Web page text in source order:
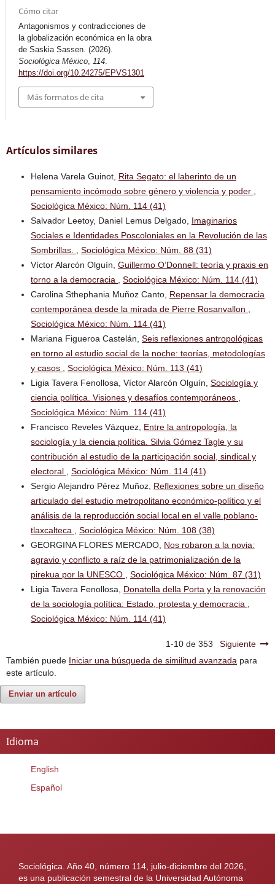
Cómo citar
Antagonismos y contradicciones de
la globalización económica en la obra
de Saskia Sassen. (2026).
Sociológica México
114
https://doi.org/10.24275/EPVS1301
Más formatos de cita
Artículos similares
Helena Varela Guinot, Rita Segato: el laberinto de un
pensamiento incómodo sobre género y violencia y poder ,
Sociológica México: Núm. 114 (41)
Salvador Leetoy, Daniel Lemus Delgado, Imaginarios
Sociales e Identidades Poscoloniales en la Revolución de las
Sombrillas. , Sociológica México: Núm. 88 (31)
Víctor Alarcón Olguín, Guillermo O’Donnell: teoría y praxis en
torno a la democracia , Sociológica México: Núm. 114 (41)
Carolina Sthephania Muñoz Canto, Repensar la democracia
contemporánea desde la mirada de Pierre Rosanvallon ,
Sociológica México: Núm. 114 (41)
Mariana Figueroa Castelán, Seis reflexiones antropológicas
en torno al estudio social de la noche: teorías, metodologías
y casos , Sociológica México: Núm. 113 (41)
Ligia Tavera Fenollosa, Víctor Alarcón Olguín, Sociología y
ciencia política. Visiones y desafíos contemporáneos ,
Sociológica México: Núm. 114 (41)
Francisco Reveles Vázquez, Entre la antropología, la
sociología y la ciencia política. Silvia Gómez Tagle y su
contribución al estudio de la participación social, sindical y
electoral , Sociológica México: Núm. 114 (41)
Sergio Alejandro Pérez Muñoz, Reflexiones sobre un diseño
articulado del estudio metropolitano económico-político y el
análisis de la reproducción social local en el valle poblano-
tlaxcalteca , Sociológica México: Núm. 108 (38)
GEORGINA FLORES MERCADO, Nos robaron a la novia:
agravio y conflicto a raíz de la patrimonialización de la
pirekua por la UNESCO , Sociológica México: Núm. 87 (31)
Ligia Tavera Fenollosa, Donatella della Porta y la renovación
de la sociología política: Estado, protesta y democracia ,
Sociológica México: Núm. 114 (41)
1-10 de 353
Siguiente
También puede Iniciar una búsqueda de similitud avanzadapara
este artículo.
Enviar un artículo
Idioma
English
Español
Sociológica. Año 40, número 114, julio-diciembre del 2026,
es una publicación semestral de la Universidad Autónoma